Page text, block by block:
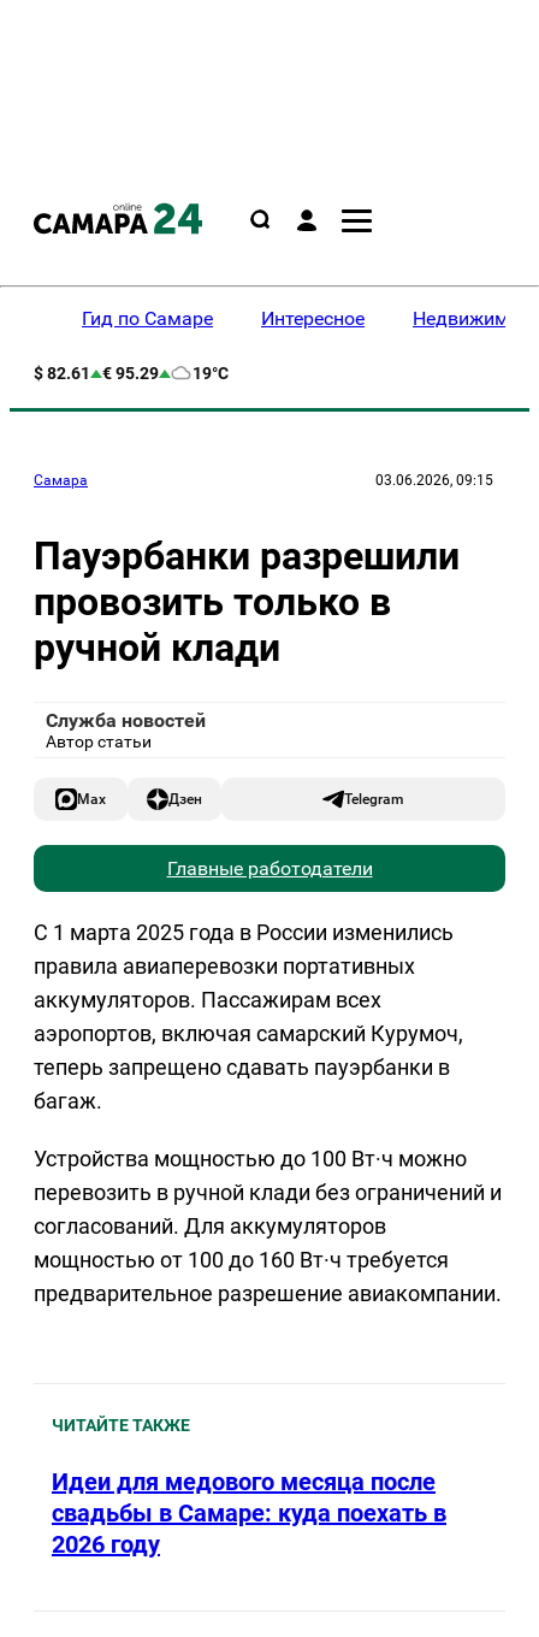
Гид по Самаре Интересное
$ 82.61 € 95.29 19°C
Самара 03.06.2026, 09:15
Пауэрбанки разрешили
провозить только в
ручной клади
Служба новостей
Автор статьи
Max Дзен Telegram
Главные работодатели
С 1 марта 2025 года в России изменились
правила авиаперевозки портативных
аккумуляторов. Пассажирам всех
аэропортов, включая самарский Курумоч,
теперь запрещено сдавать пауэрбанки в
багаж.
Устройства мощностью до 100 Вт·ч можно
перевозить в ручной клади без ограничений и
согласований. Для аккумуляторов
мощностью от 100 до 160 Вт·ч требуется
предварительное разрешение авиакомпании.
ЧИТАЙТЕ ТАКЖЕ
Идеи для медового месяца после
свадьбы в Самаре: куда поехать в
2026 году